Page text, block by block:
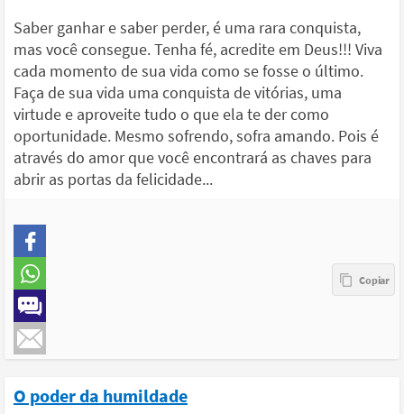
Saber ganhar e saber perder, é uma rara conquista,
mas você consegue. Tenha fé, acredite em Deus!!! Viva
cada momento de sua vida como se fosse o último.
Faça de sua vida uma conquista de vitórias, uma
virtude e aproveite tudo o que ela te der como
oportunidade. Mesmo sofrendo, sofra amando. Pois é
através do amor que você encontrará as chaves para
abrir as portas da felicidade...
O poder da humildade